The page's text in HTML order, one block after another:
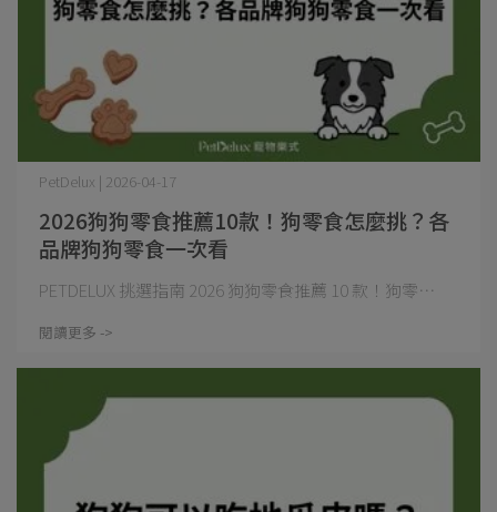
2026狗狗零食推薦10款！狗零食怎麼挑？各
品牌狗狗零食一次看
PetDelux | 2026-04-17
PETDELUX 挑選指南 2026 狗狗零食推薦 10 款！狗零⋯
閱讀更多 ->